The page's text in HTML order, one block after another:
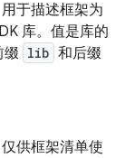
于描述框架为
库。值是库的
缀 lib 和后缀
供框架清单使